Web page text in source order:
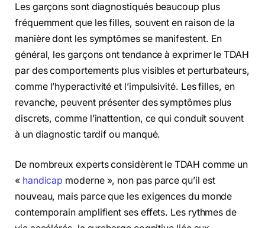
Les garçons sont diagnostiqués beaucoup plus
fréquemment que les filles, souvent en raison de la
manière dont les symptômes se manifestent. En
général, les garçons ont tendance à exprimer le TDAH
par des comportements plus visibles et perturbateurs,
comme l’hyperactivité et l’impulsivité. Les filles, en
revanche, peuvent présenter des symptômes plus
discrets, comme l’inattention, ce qui conduit souvent
à un diagnostic tardif ou manqué.
De nombreux experts considèrent le TDAH comme un
« handicap moderne », non pas parce qu’il est
nouveau, mais parce que les exigences du monde
contemporain amplifient ses effets. Les rythmes de